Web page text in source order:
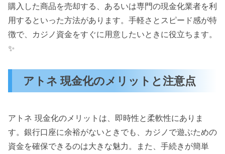
購入した商品を売却する、あるいは専門の現金化業者を利
用するといった方法があります。手軽さとスピード感が特
徴で、カジノ資金をすぐに用意したいときに役立ちます。
✨
アトネ 現金化のメリットと注意点
アトネ 現金化のメリットは、即時性と柔軟性にありま
す。銀行口座に余裕がないときでも、カジノで遊ぶための
資金を確保できるのは大きな魅力。また、手続きが簡単